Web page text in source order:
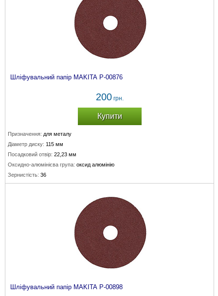
Шліфувальний папір MAKITA P-00876
200грн.
Купити
Призначення: для металу
Діаметр диску: 115 мм
Посадковий отвір: 22,23 мм
Оксидно-алюмінієва група: оксид алюмінію
Зернистість: 36
Шліфувальний папір MAKITA P-00898